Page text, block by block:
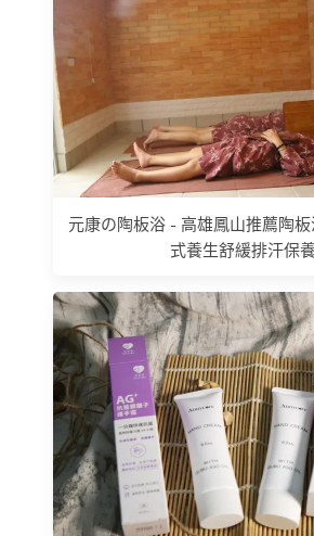
元康の陶板浴 - 高雄鳳山推薦陶
式養生舒緩排汗保